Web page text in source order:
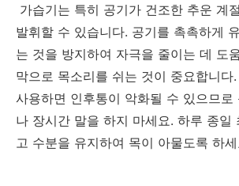
가습기는 특히 공기가 건조한 추운 계
발휘할 수 있습니다. 공기를 촉촉하게
는 것을 방지하여 자극을 줄이는 데 도
막으로 목소리를 쉬는 것이 중요합니다
사용하면 인후통이 악화될 수 있으므로
나 장시간 말을 하지 마세요. 하루 종일
고 수분을 유지하여 목이 아물도록 하